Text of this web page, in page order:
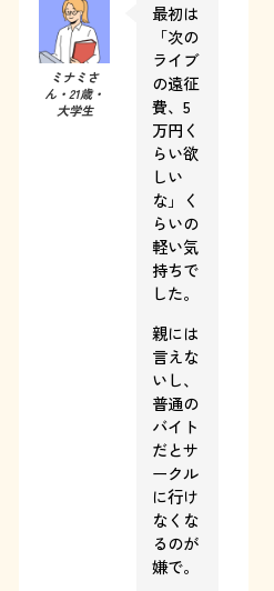
ミナミさ
ん・21歳・
大学生
最初は
「次の
ライブ
の遠征
費、5
万円く
らい欲
しい
な」く
らいの
軽い気
持ちで
した。
親には
言えな
いし、
普通の
バイト
だとサ
ークル
に行け
なくな
るのが
嫌で。